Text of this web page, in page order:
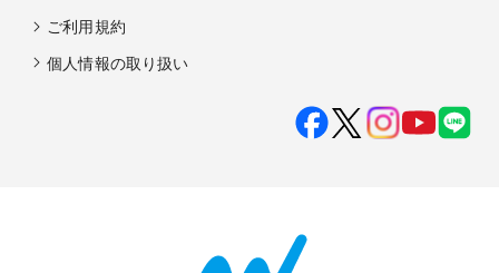
ご利用規約
個人情報の取り扱い